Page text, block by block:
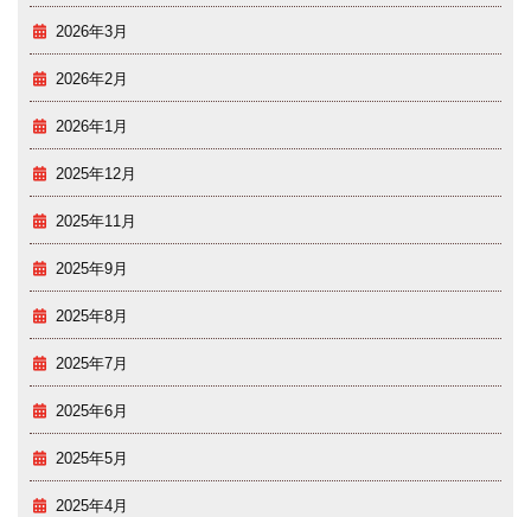
2026年3月
2026年2月
2026年1月
2025年12月
2025年11月
2025年9月
2025年8月
2025年7月
2025年6月
2025年5月
2025年4月